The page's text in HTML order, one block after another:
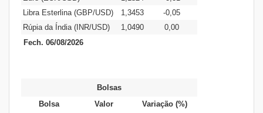
Libra Esterlina (GBP/USD)
1,3453
-0,05
Rúpia da Índia (INR/USD)
1,0490
0,00
Fech. 06/08/2026
Bolsas
Bolsa
Valor
Variação (%)